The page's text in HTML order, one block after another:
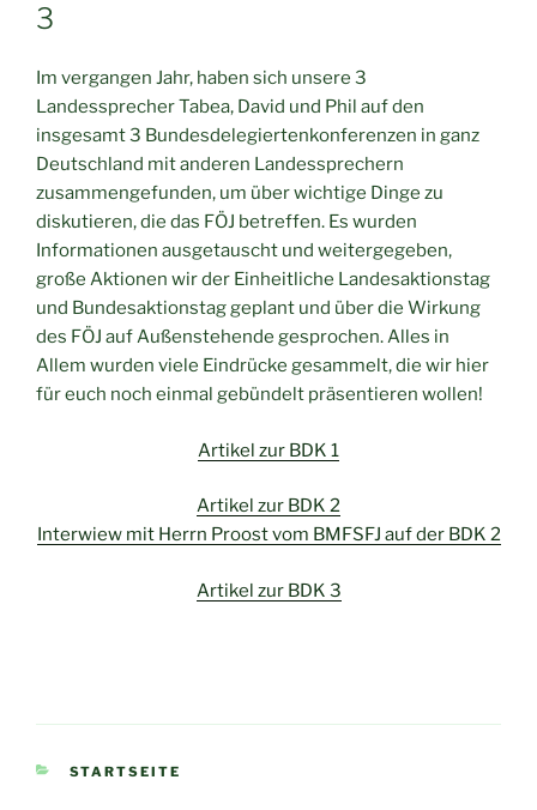
3
Im vergangen Jahr, haben sich unsere 3
Landessprecher Tabea, David und Phil auf den
insgesamt 3 Bundesdelegiertenkonferenzen in ganz
Deutschland mit anderen Landessprechern
zusammengefunden, um über wichtige Dinge zu
diskutieren, die das FÖJ betreffen. Es wurden
Informationen ausgetauscht und weitergegeben,
große Aktionen wir der Einheitliche Landesaktionstag
und Bundesaktionstag geplant und über die Wirkung
des FÖJ auf Außenstehende gesprochen. Alles in
Allem wurden viele Eindrücke gesammelt, die wir hier
für euch noch einmal gebündelt präsentieren wollen!
Artikel zur BDK 1
Artikel zur BDK 2
Interwiew mit Herrn Proost vom BMFSFJ auf der BDK 2
Artikel zur BDK 3
KATEGORIEN
STARTSEITE